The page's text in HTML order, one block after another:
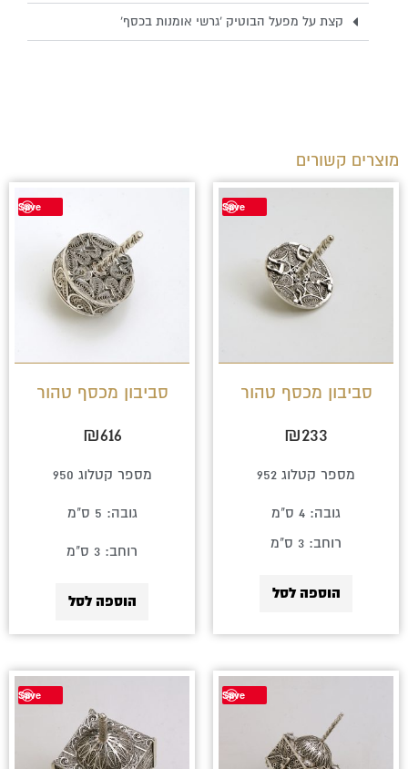
קצת על מפעל הבוטיק 'גרשי אומנות בכסף'
מוצרים קשורים
Save
סביבון מכסף טהור
₪233
מספר קטלוג 952
גובה: 4 ס"מ
רוחב: 3 ס"מ
הוספה לסל
Save
סביבון מכסף טהור
₪616
מספר קטלוג 950
גובה: 5 ס"מ
רוחב: 3 ס"מ
הוספה לסל
Save
Save